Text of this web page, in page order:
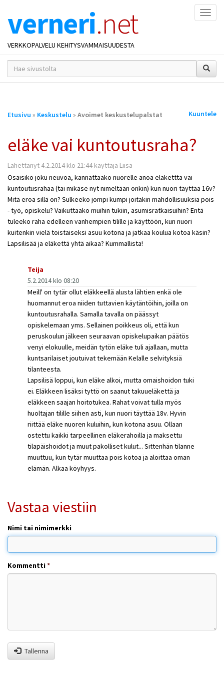
verneri.net
VERKKOPALVELU KEHITYSVAMMAISUUDESTA
hakusana(t)
*
Olet
Etusivu » Keskustelu » Avoimet keskustelupalstat Kuuntele
eläke vai kuntoutusraha?
Lähettänyt 4.2.2014 klo 21:44 käyttäjä Liisa
Osaisiko joku neuvoa, kannattaako nuorelle anoa eläketttä vai
kuntoutusrahaa (tai mikäse nyt nimeltään onkin) kun nuori täyttää 16v?
Mitä eroa sillä on? Sulkeeko jompi kumpi joitakin mahdollisuuksia pois
- työ, opiskelu? Vaikuttaako muihin tukiin, asumisratkaisuihin? Entä
tuleeko raha edelleen vanhempien tilille ja käyttöön, kun nuori
kuitenkin vielä toistaiseksi asuu kotona ja jatkaa koulua kotoa käsin?
Lapsilisää ja eläkettä yhtä aikaa? Kummallista!
Teija
5.2.2014 klo 08:20
Meill' on tytär ollut eläkkeellä alusta lähtien enkä ole
huomannut eroa niiden tuttavien käytäntöihin, joilla on
kuntoutusrahalla. Samalla tavalla on päässyt
opiskelemaan yms. Sellainen poikkeus oli, että kun
peruskoulun jälkeen seuraavan opiskelupaikan päätös
venyi elokuulle, meidän tytön eläke tuli ajallaan, mutta
kuntsarilaiset joutuivat tekemään Kelalle selvityksiä
tilanteesta.
Lapsilisä loppui, kun eläke alkoi, mutta omaishoidon tuki
ei. Eläkkeen lisäksi tyttö on saanut takuueläkettä ja
eläkkeen saajan hoitotukea. Rahat voivat tulla myös
huoltajan tilille siihen asti, kun nuori täyttää 18v. Hyvin
riittää eläke nuoren kuluihin, kun kotona asuu. Ollaan
ostettu kaikki tarpeellinen eläkerahoilla ja maksettu
tilapäishoidot ja muut pakolliset kulut... Sittenhän tilanne
muuttuu, kun tytär muuttaa pois kotoa ja aloittaa oman
elämän. Alkaa köyhyys.
Vastaa viestiin
Nimi tai nimimerkki
Kommentti*
Tallenna